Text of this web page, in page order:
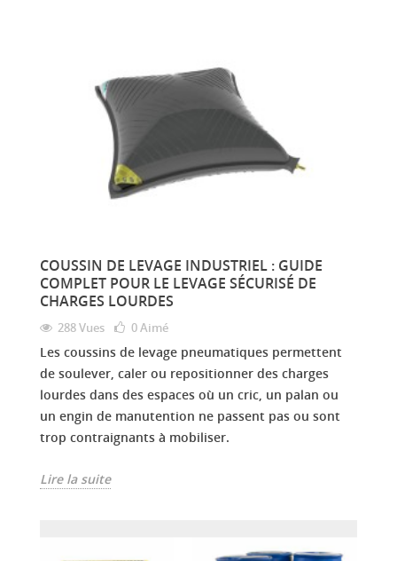
COUSSIN DE LEVAGE INDUSTRIEL : GUIDE
COMPLET POUR LE LEVAGE SÉCURISÉ DE
CHARGES LOURDES
288 Vues 0Aimé
Les coussins de levage pneumatiques permettent
de soulever, caler ou repositionner des charges
lourdes dans des espaces où un cric, un palan ou
un engin de manutention ne passent pas ou sont
trop contraignants à mobiliser.
Lire la suite